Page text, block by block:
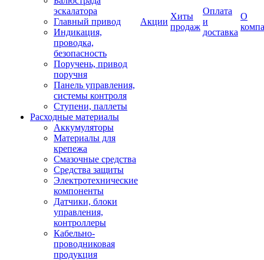
эскалатора
Главный привод
Индикация,
проводка,
безопасность
Поручень, привод
поручня
Панель управления,
системы контроля
Ступени, паллеты
Расходные материалы
Аккумуляторы
Материалы для
крепежа
Смазочные средства
Средства защиты
Электротехнические
компоненты
Датчики, блоки
управления,
контроллеры
Кабельно-
проводниковая
продукция
Акции
Хиты
продаж
Оплата
и
доставка
О